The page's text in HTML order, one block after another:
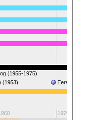
1970
Eerste stap op
(1955-1975)
(1953)